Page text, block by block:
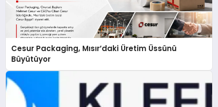
Cesur Packaging, Mısır’daki Üretim Üssünü
Büyütüyor